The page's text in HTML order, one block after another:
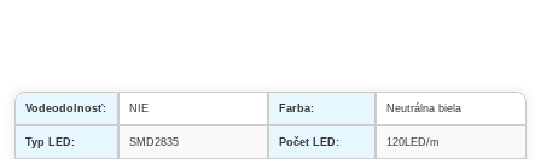
Vodeodolnosť: NIE Farba: Neutrálna biela
Typ LED: SMD2835 Počet LED: 120LED/m